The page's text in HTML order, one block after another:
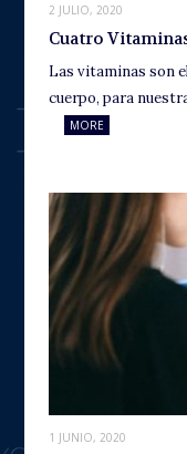
2 JULIO, 2020
Cuatro
Las vitaminas son
cuerpo, para
MORE
1 JUNIO, 2020